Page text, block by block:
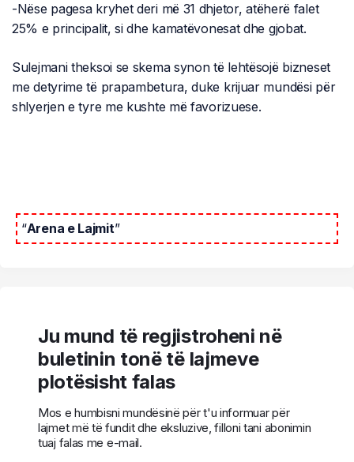
-Nëse pagesa kryhet deri më 31 dhjetor, atëherë falet
25% e principalit, si dhe kamatëvonesat dhe gjobat.
Sulejmani theksoi se skema synon të lehtësojë bizneset
me detyrime të prapambetura, duke krijuar mundësi për
shlyerjen e tyre me kushte më favorizuese.
“Arena e Lajmit”
Ju mund të regjistroheni në
buletinin tonë të lajmeve
plotësisht falas
Mos e humbisni mundësinë për t'u informuar për
lajmet më të fundit dhe eksluzive, filloni tani abonimin
tuaj falas me e-mail.